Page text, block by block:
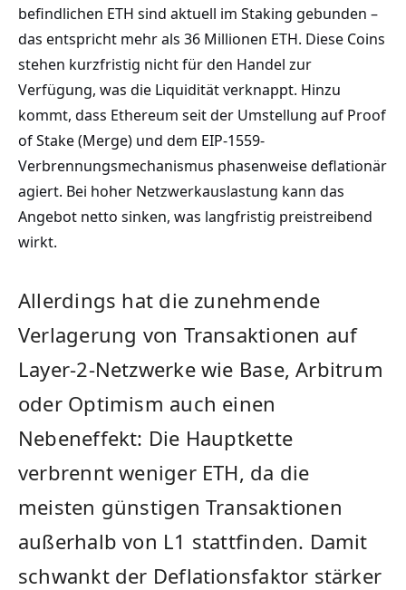
befindlichen ETH sind aktuell im Staking gebunden –
das entspricht mehr als 36 Millionen ETH. Diese Coins
stehen kurzfristig nicht für den Handel zur
Verfügung, was die Liquidität verknappt. Hinzu
kommt, dass Ethereum seit der Umstellung auf Proof
of Stake (Merge) und dem EIP-1559-
Verbrennungsmechanismus phasenweise deflationär
agiert. Bei hoher Netzwerkauslastung kann das
Angebot netto sinken, was langfristig preistreibend
wirkt.
Allerdings hat die zunehmende
Verlagerung von Transaktionen auf
Layer-2-Netzwerke wie Base, Arbitrum
oder Optimism auch einen
Nebeneffekt: Die Hauptkette
verbrennt weniger ETH, da die
meisten günstigen Transaktionen
außerhalb von L1 stattfinden. Damit
schwankt der Deflationsfaktor stärker